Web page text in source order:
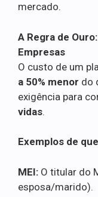
mercado.
A Regra de
Empresas
O custo de um
a 50% menor do
exigência para
vidas.
Exemplos de
MEI: O titular do
esposa/marido).